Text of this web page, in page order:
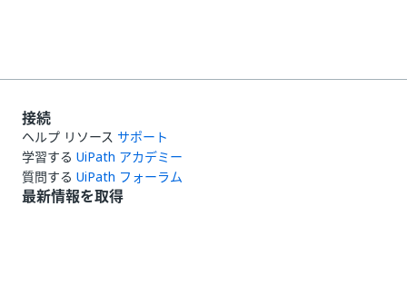
接続
ヘルプ リソース サポート
学習する UiPath アカデミー
質問する UiPath フォーラム
最新情報を取得